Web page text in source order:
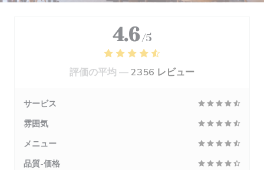
4.6 /5
評価の平均 —2356 レビュー
サービス
雰囲気
メニュー
品質-価格